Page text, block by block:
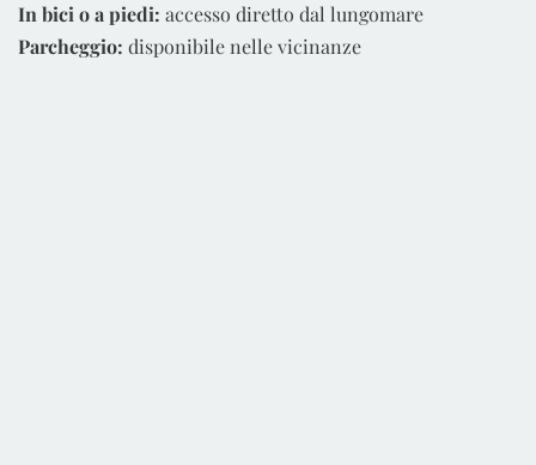
In bici o a piedi: accesso diretto dal lungomare
Parcheggio: disponibile nelle vicinanze